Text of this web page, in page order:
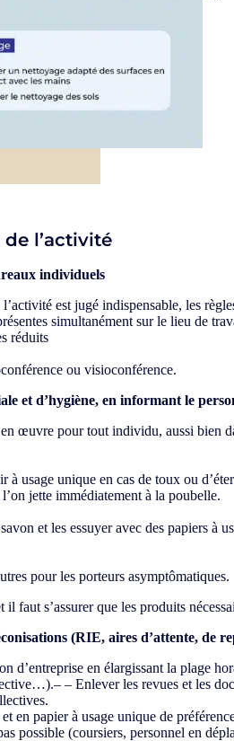
l’activité
individuels
est jugé indispensable, les
simultanément sur le lieu de
réduits
ou visioconférence.
et d’hygiène, en informant le
œuvre pour tout individu, aussi bien
usage unique en cas de toux ou
jette immédiatement à la poubelle.
et les essuyer avec des papiers à
pour les porteurs asymptômatiques.
faut s’assurer que les produits
(RIE, aires d’attente, de
en élargissant la plage
– Enlever les revues et les
en papier à usage unique de
possible (coursiers, personnel en